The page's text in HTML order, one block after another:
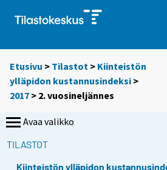
Etusivu > Tilastot > Kiinteistön
ylläpidon kustannusindeksi >
2017 > 2. vuosineljännes
Avaa valikko
TILASTOT
Kiinteistön ylläpidon